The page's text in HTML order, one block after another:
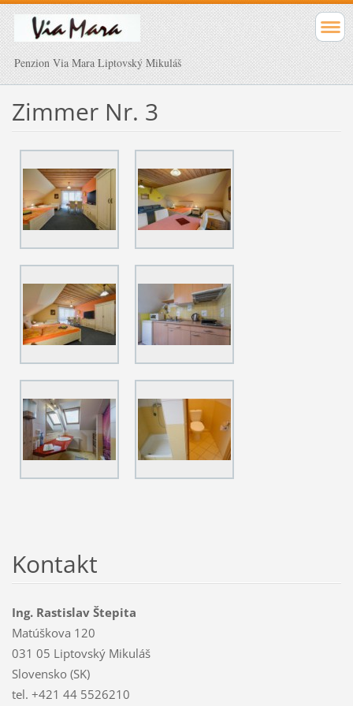
Penzion Via Mara Liptovský Mikuláš
Zimmer Nr. 3
Kontakt
Ing. Rastislav Štepita
Matúškova 120
031 05 Liptovský Mikuláš
Slovensko (SK)
tel. +421 44 5526210